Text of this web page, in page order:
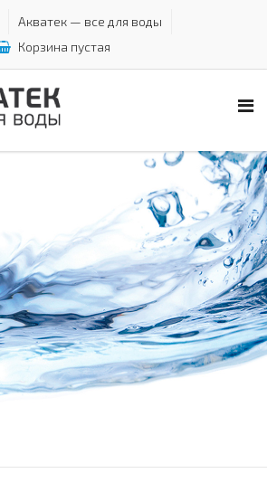
Акватек — все для воды
Корзина пустая